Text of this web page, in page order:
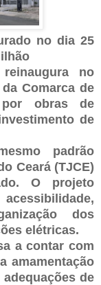
no dia 25
no
Comarca de
por obras de
de
padrão
Ceará (TJCE)
O projeto
dos
elétricas.
a contar com
amamentação
de